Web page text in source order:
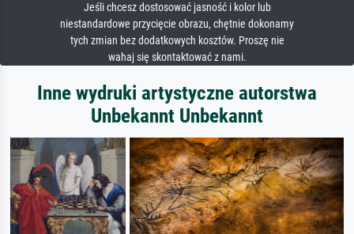
Jeśli chcesz dostosować jasność i kolor lub
niestandardowe przycięcie obrazu, chętnie dokonamy
tych zmian bez dodatkowych kosztów. Proszę nie
wahaj się skontaktować z nami.
Inne wydruki artystyczne autorstwa
Unbekannt Unbekannt